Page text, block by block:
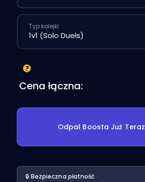
Typ kolejki
Cena łączna:
Odpal Boosta Już Teraz
🔒 Bezpieczna płatność ·